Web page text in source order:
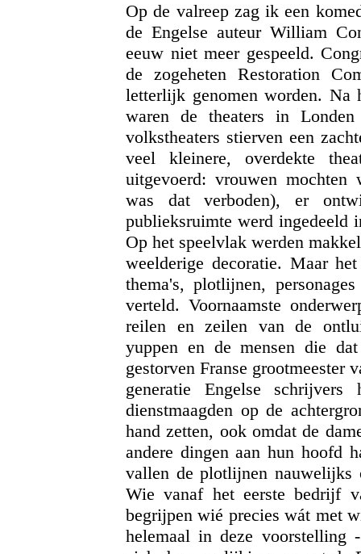
Op de valreep zag ik een
de Engelse auteur William
eeuw niet meer gespeeld.
de zogeheten Restoration
letterlijk genomen worden. Na
waren de theaters in
volkstheaters stierven een
veel kleinere, overdekte
uitgevoerd: vrouwen mochten
was dat verboden), er
publieksruimte werd ingedeeld
Op het speelvlak werden
weelderige decoratie. Maar
thema's, plotlijnen,
verteld. Voornaamste
reilen en zeilen van de
yuppen en de mensen die
gestorven Franse grootmeester
generatie Engelse
dienstmaagden op de
hand zetten, ook omdat de
andere dingen aan hun hoofd
vallen de plotlijnen nauwelijks
Wie vanaf het eerste bedrijf
begrijpen wié precies wát met
helemaal in deze